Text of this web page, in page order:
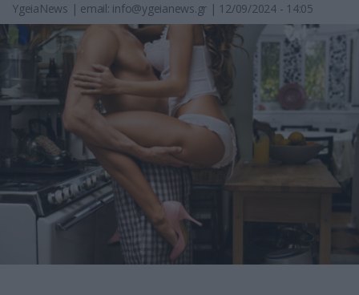
YgeiaNews | email: info@ygeianews.gr | 12/09/2024 - 14:05